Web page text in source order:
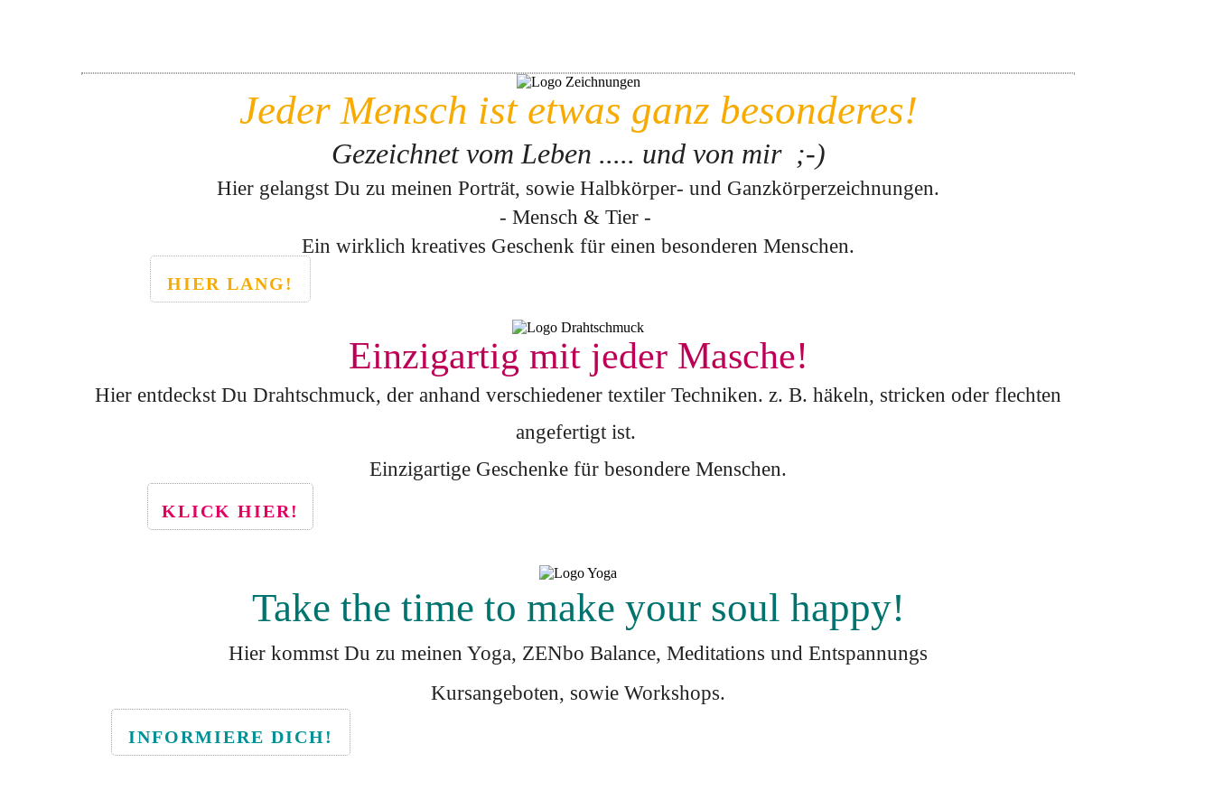
Jeder Mensch ist etwas ganz besonderes!
Gezeichnet vom Leben ..... undvon mir ;-)
Hier gelangst Du zu meinen Porträt, sowie Halbkörper- und Ganzkörperzeichnungen.
- Mensch & Tier -
Ein wirklich kreatives Geschenk für einen besonderen Menschen.
HIER LANG!
Einzigartig mit jeder Masche!
Hier entdeckst Du Drahtschmuck, der anhand verschiedener textiler Techniken. z. B. häkeln, stricken oder flechten
angefertigt ist.
Einzigartige Geschenke für besondere Menschen.
KLICK HIER!
Take the time to make your soul happy!
Hier kommst Du zu meinen Yoga, ZENbo Balance, Meditations und Entspannungs
Kursangeboten, sowie Workshops.
INFORMIERE DICH!